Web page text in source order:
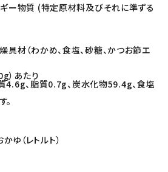
ギー物質 (特定原材料及びそれに準ずる
具材（わかめ、食塩、砂糖、かつお節エ
）あたり
4.6g、脂質0.7g、炭水化物59.4g、食塩
ゆ（レトルト）